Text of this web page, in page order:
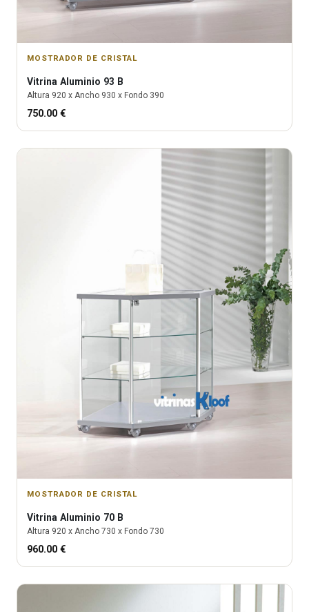
MOSTRADOR DE CRISTAL
Vitrina Aluminio 93 B
Altura 920 x Ancho 930 x Fondo 390
750.00 €
MOSTRADOR DE CRISTAL
Vitrina Aluminio 70 B
Altura 920 x Ancho 730 x Fondo 730
960.00 €